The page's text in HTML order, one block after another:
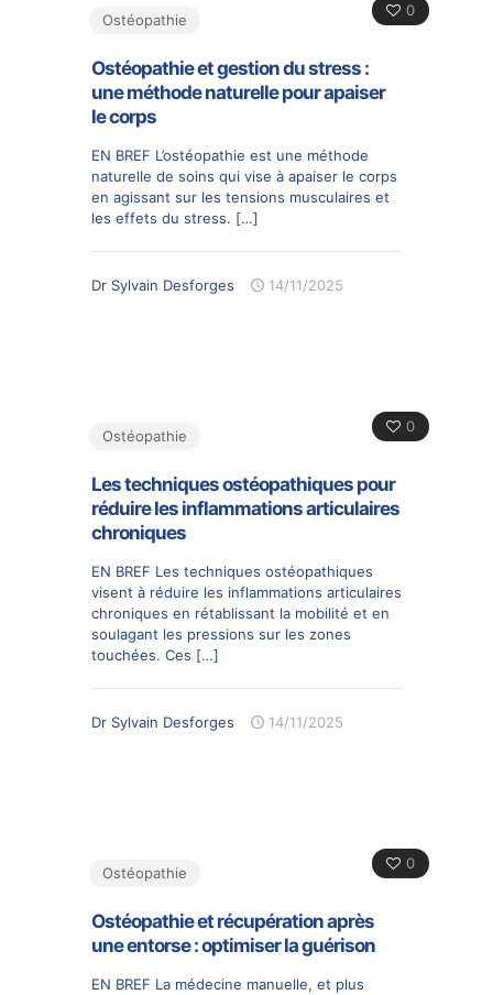
0
Ostéopathie
Ostéopathie et gestion du stress :
une méthode naturelle pour apaiser
le corps
EN BREF L’ostéopathie est une méthode
naturelle de soins qui vise à apaiser le corps
en agissant sur les tensions musculaires et
les effets du stress. […]
Dr Sylvain Desforges 14/11/2025
0
Ostéopathie
Les techniques ostéopathiques pour
réduire les inflammations articulaires
chroniques
EN BREF Les techniques ostéopathiques
visent à réduire les inflammations articulaires
chroniques en rétablissant la mobilité et en
soulagant les pressions sur les zones
touchées. Ces […]
Dr Sylvain Desforges 14/11/2025
0
Ostéopathie
Ostéopathie et récupération après
une entorse : optimiser la guérison
EN BREF La médecine manuelle, et plus